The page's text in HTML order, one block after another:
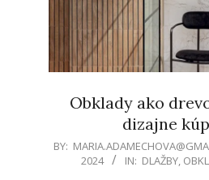
Obklady ako
dizajne
2024-
BY:
2024
IN: DLAŽBY,